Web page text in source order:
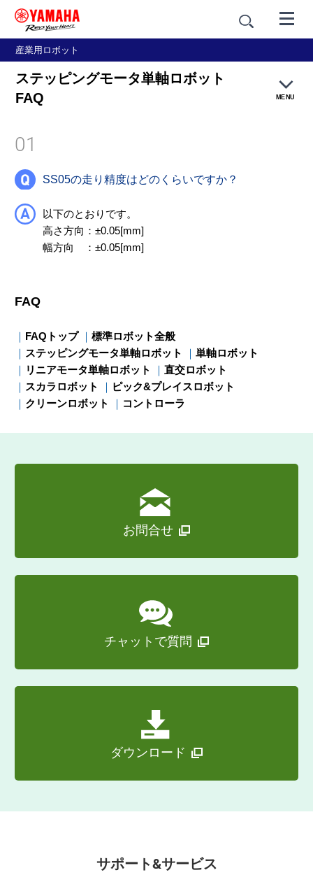
産業用ロボット
ステッピングモータ単軸ロボット
FAQ
MENU
ロボットトレーニング
FAQ
修理・保守
製品保証
メンバーサイト
01
SS05の走り精度はどのくらいですか？
以下のとおりです。
高さ方向：±0.05[mm]
幅方向 ：±0.05[mm]
FAQ
FAQトップ
標準ロボット全般
ステッピングモータ単軸ロボット
単軸ロボット
リニアモータ単軸ロボット
直交ロボット
スカラロボット
ピック&プレイスロボット
クリーンロボット
コントローラ
お問合せ
チャットで質問
ダウンロード
サポート&サービス